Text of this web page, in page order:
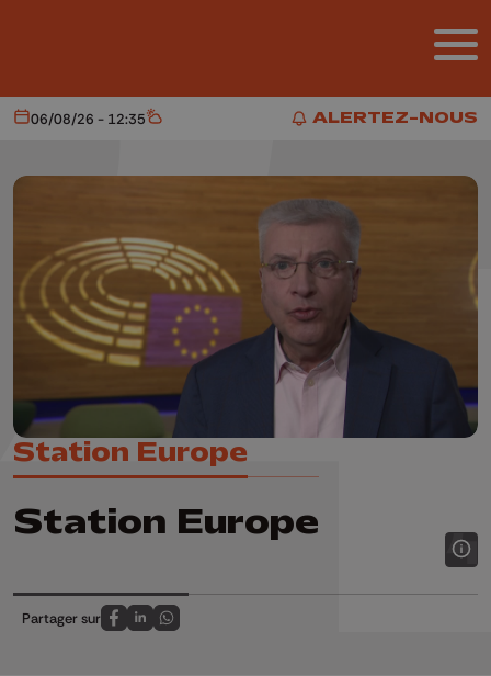
ALERTEZ-NOUS
ALERTEZ-NOUS
Aujourd'hui
06/08/26 - 12:35 Météo
Station Europe
Station Europe
Partager sur
Partagez sur FaceBook
Partagez sur LinkedIn
Partagez sur Whatsapp